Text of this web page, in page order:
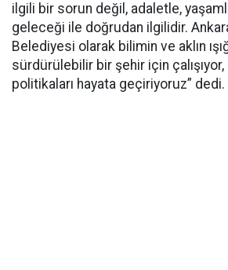
ilgili bir sorun değil, adaletle,
geleceği ile doğrudan ilgilidir.
Belediyesi olarak bilimin ve aklın
sürdürülebilir bir şehir için
politikaları hayata geçiriyoruz” dedi.